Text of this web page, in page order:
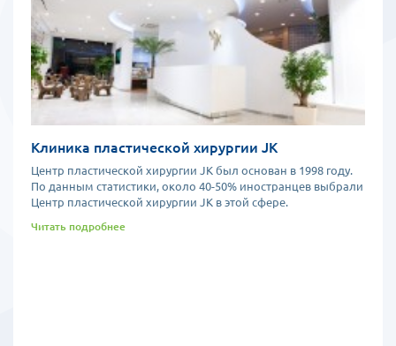
несколько дней двигательная активность будет постепенно
восстанавливаться. Весь период реабилитации проходит под
наблюдением врачей.
Клиника пластической хирургии JK
Центр пластической хирургии JK был основан в 1998 году.
По данным статистики, около 40-50% иностранцев выбрали
Центр пластической хирургии JK в этой сфере.
Читать подробнее